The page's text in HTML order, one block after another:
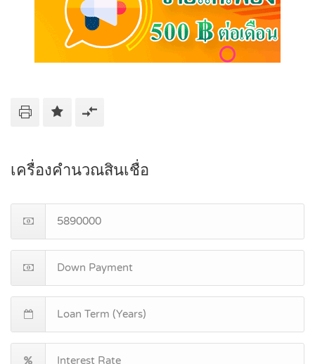
เครื่องคำนวณสินเชื่อ